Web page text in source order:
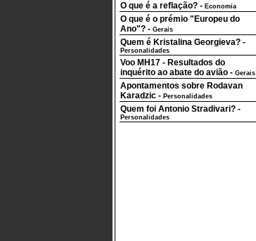
O que é a reflação? - Economia
O que é o prémio "Europeu do
Ano"? - Gerais
Quem é Kristalina Georgieva? -
Personalidades
Voo MH17 - Resultados do
inquérito ao abate do avião - Gerais
Apontamentos sobre Rodavan
Karadzic - Personalidades
Quem foi Antonio Stradivari? -
Personalidades